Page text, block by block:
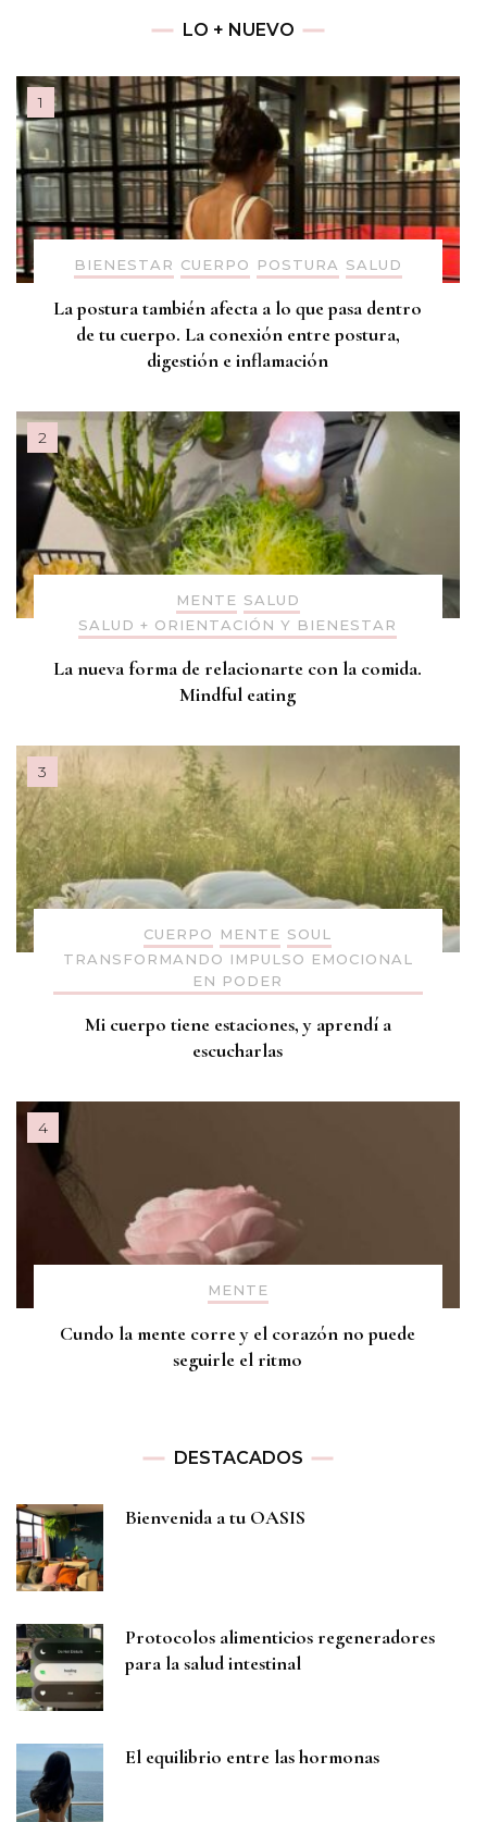
LO + NUEVO
BIENESTAR CUERPO POSTURA SALUD
La postura también afecta a lo que pasa dentro
de tu cuerpo. La conexión entre postura,
digestión e inflamación
MENTE SALUD
SALUD + ORIENTACIÓN Y BIENESTAR
La nueva forma de relacionarte con la comida.
Mindful eating
CUERPO MENTE SOUL
TRANSFORMANDO IMPULSO EMOCIONAL
EN PODER
Mi cuerpo tiene estaciones, y aprendí a
escucharlas
MENTE
Cundo la mente corre y el corazón no puede
seguirle el ritmo
DESTACADOS
Bienvenida a tu OASIS
Protocolos alimenticios regeneradores
para la salud intestinal
El equilibrio entre las hormonas